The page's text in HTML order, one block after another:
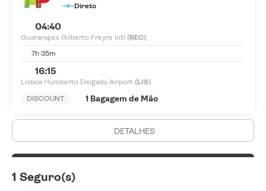
Direto
04:40
Guararapes Gilberto Freyre Intl (REC)
7h 35m
16:15
Lisboa Humberto Delgado Airport (LIS)
DISCOUNT
1 Bagagem de Mão
DETALHES
1 Seguro(s)